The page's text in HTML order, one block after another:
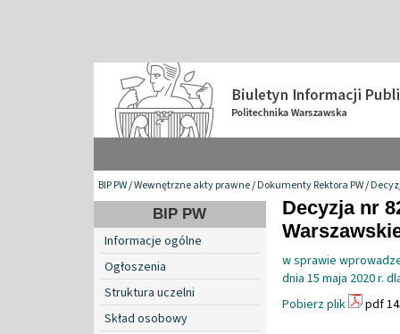
BIP PW/Wewnętrzne akty prawne/Dokumenty Rektora PW/
BIP PW
Informacje ogólne
Ogłoszenia
Struktura uczelni
Skład osobowy
Decyzja nr
w sprawie
dnia 15 maja 2020 r.
Pobierz plik
pdf